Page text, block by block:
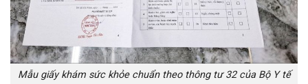
Mẫu giấy khám sức khỏe chuẩn theo thông tư 32 của Bộ Y tế